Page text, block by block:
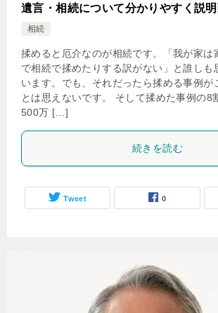
遺言・相続について分かりやすく説
相続
揉めると厄介なのが相続です。「我が家は
で相続で揉めたりする訳がない」と誰しも
います。でも、それだったら揉める事例が
とは思えないです。 そして揉めた事例の8
500万 […]
続きを読む
Tweet 0